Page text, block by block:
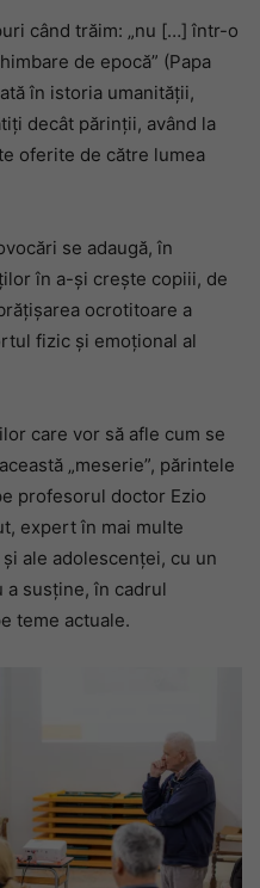
când trăim: „nu […] într-o
de epocă” (Papa
în istoria umanității,
decât părinții, având la
oferite de către lumea
se adaugă, în
în a-și crește copiii, de
ocrotitoare a
fizic și emoțional al
care vor să afle cum se
„meserie”, părintele
profesorul doctor Ezio
expert în mai multe
ale adolescenței, cu un
susține, în cadrul
teme actuale.